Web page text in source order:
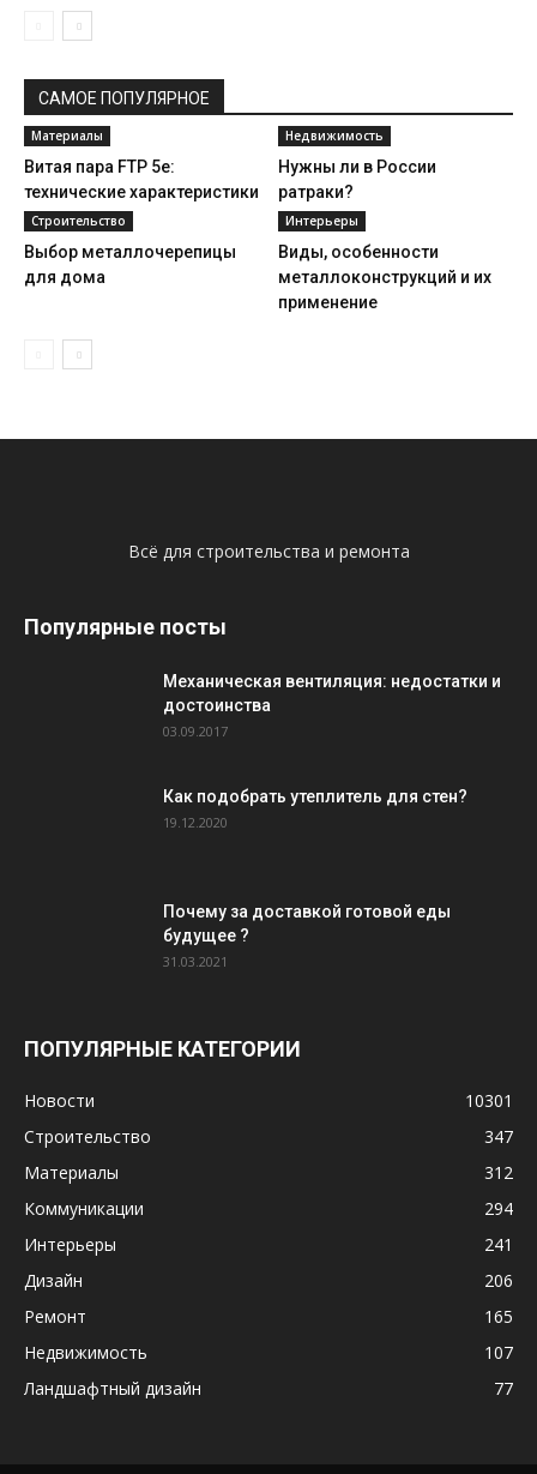
САМОЕ ПОПУЛЯРНОЕ
Материалы
Витая пара FTP 5е:
технические характеристики
Недвижимость
Нужны ли в России
ратраки?
Строительство
Выбор металлочерепицы
для дома
Интерьеры
Виды, особенности
металлоконструкций и их
применение
Всё для строительства и ремонта
Популярные посты
Механическая вентиляция: недостатки и
достоинства
03.09.2017
Как подобрать утеплитель для стен?
19.12.2020
Почему за доставкой готовой еды
будущее ?
31.03.2021
ПОПУЛЯРНЫЕ КАТЕГОРИИ
Новости
10301
Строительство
347
Материалы
312
Коммуникации
294
Интерьеры
241
Дизайн
206
Ремонт
165
Недвижимость
107
Ландшафтный дизайн
77